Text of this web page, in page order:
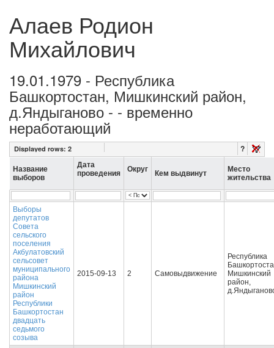
Алаев Родион
Михайлович
19.01.1979 - Республика
Башкортостан, Мишкинский район,
д.Яндыганово - - временно
неработающий
Displayed rows: 2 ?
Название
выборов
Дата
проведения
Округ Кем выдвинут
Место
жительства
Выборы
депутатов
Совета
сельского
поселения
Акбулатовский
сельсовет
муниципального
района
Мишкинский
район
Республики
Башкортостан
двадцать
седьмого
созыва
2015-09-13 2 Самовыдвижение
Республика
Мишкинский
район,